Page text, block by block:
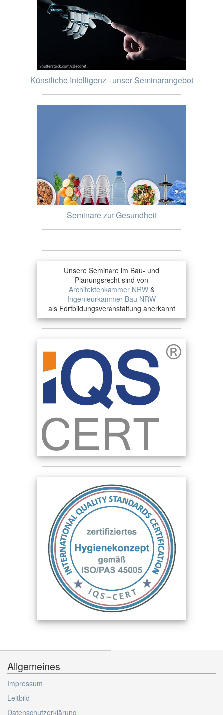
Künstliche Intelligenz - unser Seminarangebot
Seminare zur Gesundheit
Unsere Seminare im Bau- und
Planungsrecht sind von
Architektenkammer NRW&
Ingenieurkammer-Bau NRW
als Fortbildungsveranstaltung anerkannt
Allgemeines
Impressum
Leitbild
Datenschutzerklärung